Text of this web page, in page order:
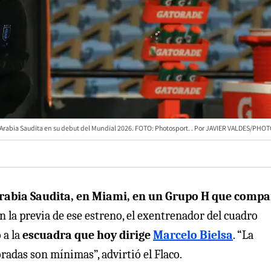
Saudita en su debut del Mundial 2026. FOTO: Photosport. JAVIER VALDES/
Saudita, en Miami, en un Grupo H que
la previa de ese estreno, el exentrenador del cuadro
a laescuadra que hoy dirigeMarcelo Bielsa. “La
son mínimas”, advirtió el Flaco.